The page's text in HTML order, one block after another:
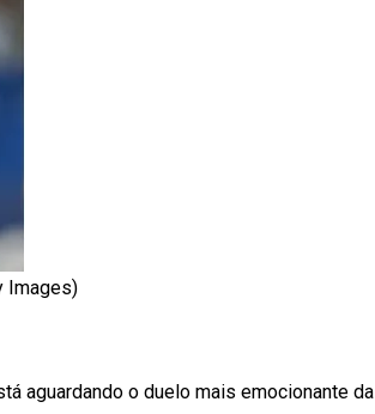
Images)
aguardando o duelo mais emocionante da